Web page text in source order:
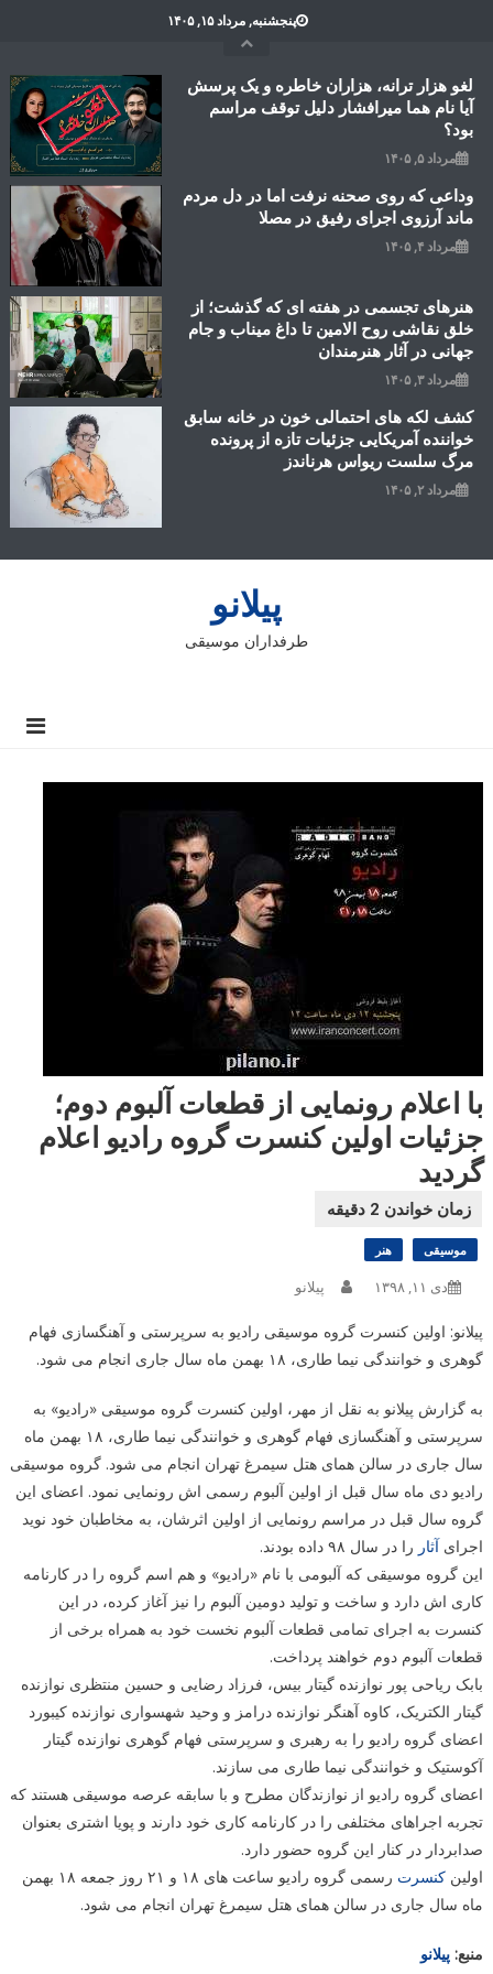
پنجشنبه, مرداد ۱۵, ۱۴۰۵
لغو هزار ترانه، هزاران خاطره و یک پرسش
آیا نام هما میرافشار دلیل توقف مراسم
بود؟
مرداد ۵, ۱۴۰۵
وداعی که روی صحنه نرفت اما در دل مردم
ماند آرزوی اجرای رفیق در مصلا
مرداد ۴, ۱۴۰۵
هنرهای تجسمی در هفته ای که گذشت؛ از
خلق نقاشی روح الامین تا داغ میناب و جام
جهانی در آثار هنرمندان
مرداد ۳, ۱۴۰۵
کشف لکه های احتمالی خون در خانه سابق
خواننده آمریکایی جزئیات تازه از پرونده
مرگ سلست ریواس هرناندز
مرداد ۲, ۱۴۰۵
پیلانو
طرفداران موسیقی
با اعلام رونمایی از قطعات آلبوم دوم؛
جزئیات اولین کنسرت گروه رادیو اعلام
گردید
موسیقی هنر
دی ۱۱, ۱۳۹۸ پیلانو
پیلانو: اولین کنسرت گروه موسیقی رادیو به سرپرستی و آهنگسازی فهام
گوهری و خوانندگی نیما طاری، ۱۸ بهمن ماه سال جاری انجام می شود.
به گزارش پیلانو به نقل از مهر، اولین کنسرت گروه موسیقی «رادیو» به
سرپرستی و آهنگسازی فهام گوهری و خوانندگی نیما طاری، ۱۸ بهمن ماه
سال جاری در سالن همای هتل سیمرغ تهران انجام می شود. گروه موسیقی
رادیو دی ماه سال قبل از اولین آلبوم رسمی اش رونمایی نمود. اعضای این
گروه سال قبل در مراسم رونمایی از اولین اثرشان، به مخاطبان خود نوید
اجرای آثار را در سال ۹۸ داده بودند.
این گروه موسیقی که آلبومی با نام «رادیو» و هم اسم گروه را در کارنامه
کاری اش دارد و ساخت و تولید دومین آلبوم را نیز آغاز کرده، در این
کنسرت به اجرای تمامی قطعات آلبوم نخست خود به همراه برخی از
قطعات آلبوم دوم خواهند پرداخت.
بابک ریاحی پور نوازنده گیتار بیس، فرزاد رضایی و حسین منتظری نوازنده
گیتار الکتریک، کاوه آهنگر نوازنده درامز و وحید شهسواری نوازنده کیبورد
اعضای گروه رادیو را به رهبری و سرپرستی فهام گوهری نوازنده گیتار
آکوستیک و خوانندگی نیما طاری می سازند.
اعضای گروه رادیو از نوازندگان مطرح و با سابقه عرصه موسیقی هستند که
تجربه اجراهای مختلفی را در کارنامه کاری خود دارند و پویا اشتری بعنوان
صدابردار در کنار این گروه حضور دارد.
اولین کنسرت
رسمی گروه رادیو ساعت های ۱۸ و ۲۱ روز جمعه ۱۸ بهمن
ماه سال جاری در سالن همای هتل سیمرغ تهران انجام می شود.
منبع: پیلانو